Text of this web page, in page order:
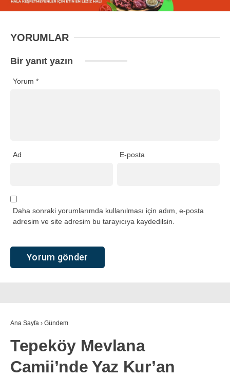
YORUMLAR
Bir yanıt yazın
Yorum *
Ad E-posta
Daha sonraki yorumlarımda kullanılması için adım, e-posta
adresim ve site adresim bu tarayıcıya kaydedilsin.
Ana Sayfa › Gündem
Tepeköy Mevlana
Camii’nde Yaz Kur’an